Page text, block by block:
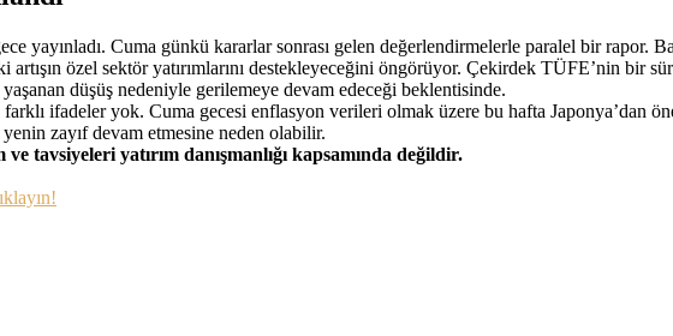
yayınladı. Cuma günkü kararlar sonrası gelen değerlendirmelerle paralel bir rapor.
artışın özel sektör yatırımlarını destekleyeceğini öngörüyor. Çekirdek TÜFE’nin bir
yaşanan düşüş nedeniyle gerilemeye devam edeceği beklentisinde.
ifadeler yok. Cuma gecesi enflasyon verileri olmak üzere bu hafta Japonya’dan
yenin zayıf devam etmesine neden olabilir.
tavsiyeleri yatırım danışmanlığı kapsamında değildir.